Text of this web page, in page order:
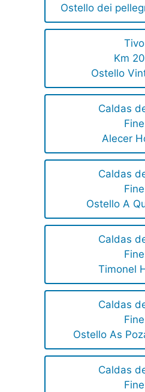
Ostello dei
Tivo
Km
Ostello
Caldas
Fine
Alecer
Caldas
Fine
Ostello A
Caldas
Fine
Timonel
Caldas
Fine
Ostello As
Caldas
Fine